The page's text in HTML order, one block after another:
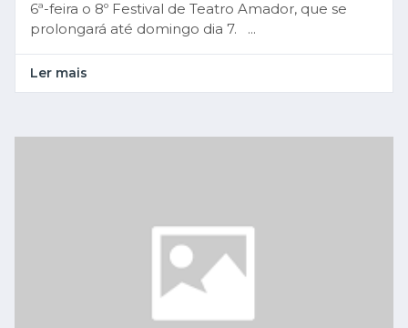
6ª-feira o 8º Festival de Teatro Amador, que se
prolongará até domingo dia 7. ...
Ler mais